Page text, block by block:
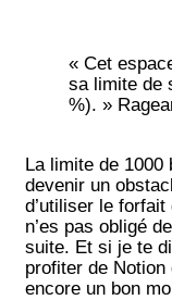
« Cet
sa limite de
%). »
La limite de 1000
devenir un
d’utiliser le
n’es pas obligé
suite. Et si je te
profiter de
encore un bon